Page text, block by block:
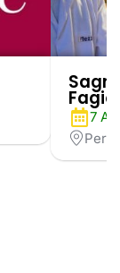
7